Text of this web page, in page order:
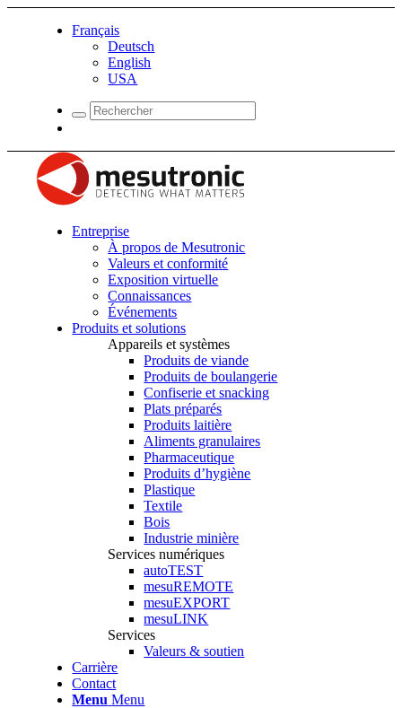
Français
Deutsch
English
USA
Entreprise
À propos de Mesutronic
Valeurs et conformité
Exposition virtuelle
Connaissances
Événements
Produits et solutions
Appareils et systèmes
Produits de viande
Produits de boulangerie
Confiserie et snacking
Plats préparés
Produits laitière
Aliments granulaires
Pharmaceutique
Produits d’hygiène
Plastique
Textile
Bois
Industrie minière
Services numériques
autoTEST
mesuREMOTE
mesuEXPORT
mesuLINK
Services
Valeurs & soutien
Carrière
Contact
Menu Menu